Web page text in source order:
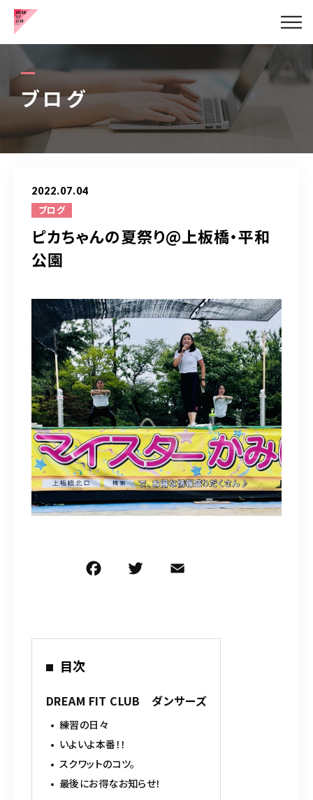
ブログ
2022.07.04
ブログ
ピカちゃんの夏祭り@上板橋・平和
公園
e
o
te l
目次
DREAM FIT CLUB ダンサーズ
練習の日々
いよいよ本番！！
スクワットのコツ。
最後にお得なお知らせ！
健康的な美脚の作り方
お客様の声
代表挨拶
アクセス
お問い合わせはこちら